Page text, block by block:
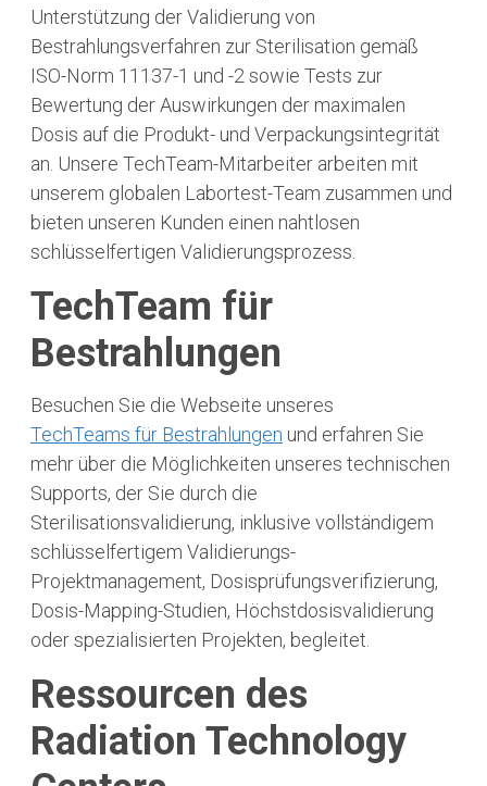
Unterstützung der Validierung von
Bestrahlungsverfahren zur Sterilisation gemäß
ISO-Norm 11137-1 und -2 sowie Tests zur
Bewertung der Auswirkungen der maximalen
Dosis auf die Produkt- und Verpackungsintegrität
an. Unsere TechTeam-Mitarbeiter arbeiten mit
unserem globalen Labortest-Team zusammen und
bieten unseren Kunden einen nahtlosen
schlüsselfertigen Validierungsprozess.
TechTeam für
Bestrahlungen
Besuchen Sie die Webseite unseres
TechTeams für Bestrahlungen und erfahren Sie
mehr über die Möglichkeiten unseres technischen
Supports, der Sie durch die
Sterilisationsvalidierung, inklusive vollständigem
schlüsselfertigem Validierungs-
Projektmanagement, Dosisprüfungsverifizierung,
Dosis-Mapping-Studien, Höchstdosisvalidierung
oder spezialisierten Projekten, begleitet.
Ressourcen des
Radiation Technology